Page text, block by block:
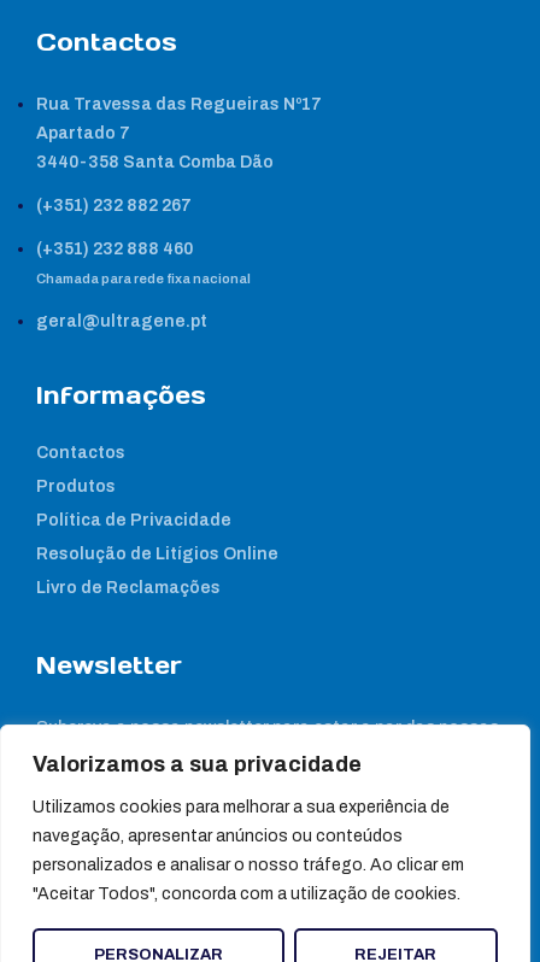
Valorizamos a sua privacidade
Utilizamos cookies para melhorar a sua experiência de
navegação, apresentar anúncios ou conteúdos
personalizados e analisar o nosso tráfego. Ao clicar em
"Aceitar Todos", concorda com a utilização de cookies.
PERSONALIZAR REJEITAR
Contactos
Rua Travessa das Regueiras Nº17
Apartado 7
3440-358 Santa Comba Dão
(+351) 232 882 267
(+351) 232 888 460
Chamada para rede fixa nacional
geral@ultragene.pt
Informações
Contactos
Produtos
Política de Privacidade
Resolução de Litígios Online
Livro de Reclamações
Newsletter
Subcreva a nossa newsletter para estar a par das nossas
notícias